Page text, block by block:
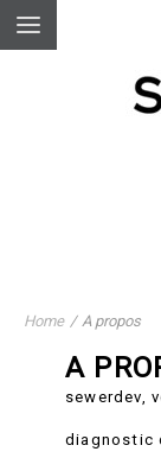
Home / A propos
A
sewerdev,
diagnostic